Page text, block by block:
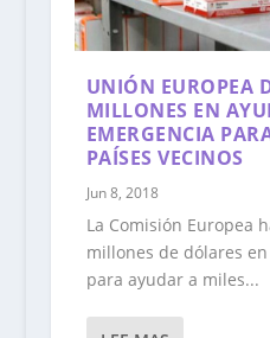
UNIÓN EUROPEA
MILLONES EN
EMERGENCIA
PAÍSES VECINOS
Jun 8, 2018
La Comisión Europea
millones de dólares
para ayudar a miles...